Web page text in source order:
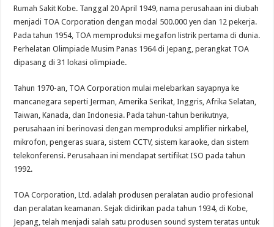
Rumah Sakit Kobe. Tanggal 20 April 1949, nama perusahaan ini diubah
menjadi TOA Corporation dengan modal 500.000 yen dan 12 pekerja.
Pada tahun 1954, TOA memproduksi megafon listrik pertama di dunia.
Perhelatan Olimpiade Musim Panas 1964 di Jepang, perangkat TOA
dipasang di 31 lokasi olimpiade.
Tahun 1970-an, TOA Corporation mulai melebarkan sayapnya ke
mancanegara seperti Jerman, Amerika Serikat, Inggris, Afrika Selatan,
Taiwan, Kanada, dan Indonesia. Pada tahun-tahun berikutnya,
perusahaan ini berinovasi dengan memproduksi amplifier nirkabel,
mikrofon, pengeras suara, sistem CCTV, sistem karaoke, dan sistem
telekonferensi. Perusahaan ini mendapat sertifikat ISO pada tahun
1992.
TOA Corporation, Ltd. adalah produsen peralatan audio profesional
dan peralatan keamanan. Sejak didirikan pada tahun 1934, di Kobe,
Jepang, telah menjadi salah satu produsen sound system teratas untuk